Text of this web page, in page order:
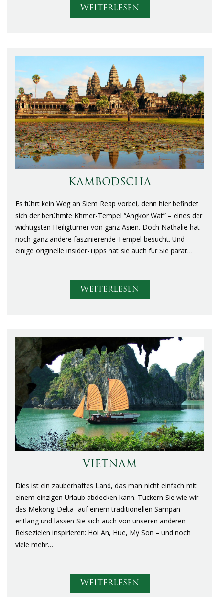
WEITERLESEN
KAMBODSCHA
Es führt kein Weg an Siem Reap vorbei, denn hier befindet
sich der berühmte Khmer-Tempel “Angkor Wat” – eines der
wichtigsten Heiligtümer von ganz Asien. Doch Nathalie hat
noch ganz andere faszinierende Tempel besucht. Und
einige originelle Insider-Tipps hat sie auch für Sie parat…
WEITERLESEN
VIETNAM
Dies ist ein zauberhaftes Land, das man nicht einfach mit
einem einzigen Urlaub abdecken kann. Tuckern Sie wie wir
das Mekong-Delta auf einem traditionellen Sampan
entlang und lassen Sie sich auch von unseren anderen
Reisezielen inspirieren: Hoi An, Hue, My Son – und noch
viele mehr…
WEITERLESEN